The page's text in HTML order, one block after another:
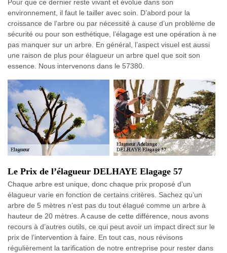
Pour que ce dernier reste vivant et évolue dans son
environnement, il faut le tailler avec soin. D’abord pour la
croissance de l’arbre ou par nécessité à cause d’un problème de
sécurité ou pour son esthétique, l’élagage est une opération à ne
pas manquer sur un arbre. En général, l’aspect visuel est aussi
une raison de plus pour élagueur un arbre quel que soit son
essence. Nous intervenons dans le 57380.
Le Prix de l’élagueur DELHAYE Elagage 57
Chaque arbre est unique, donc chaque prix proposé d’un
élagueur varie en fonction de certains critères. Sachez qu’un
arbre de 5 mètres n’est pas du tout élagué comme un arbre à
hauteur de 20 mètres. A cause de cette différence, nous avons
recours à d’autres outils, ce qui peut avoir un impact direct sur le
prix de l’intervention à faire. En tout cas, nous révisons
régulièrement la tarification de notre entreprise pour rester dans